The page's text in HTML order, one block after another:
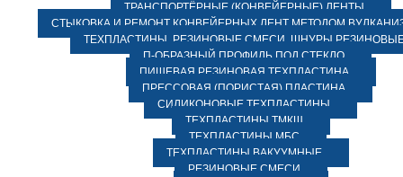
ТРАНСПОРТЁРНЫЕ (КОНВЕЙЕРНЫЕ) ЛЕНТЫ
СТЫКОВКА И РЕМОНТ КОНВЕЙЕРНЫХ ЛЕНТ МЕТОДОМ
ТЕХПЛАСТИНЫ, РЕЗИНОВЫЕ СМЕСИ, ШНУРЫ
П-ОБРАЗНЫЙ ПРОФИЛЬ ПОД СТЕКЛО
ПИЩЕВАЯ РЕЗИНОВАЯ ТЕХПЛАСТИНА
ПРЕССОВАЯ (ПОРИСТАЯ) ПЛАСТИНА
СИЛИКОНОВЫЕ ТЕХПЛАСТИНЫ
ТЕХПЛАСТИНЫ ТМКЩ
ТЕХПЛАСТИНЫ МБС
ТЕХПЛАСТИНЫ ВАКУУМНЫЕ
РЕЗИНОВЫЕ СМЕСИ